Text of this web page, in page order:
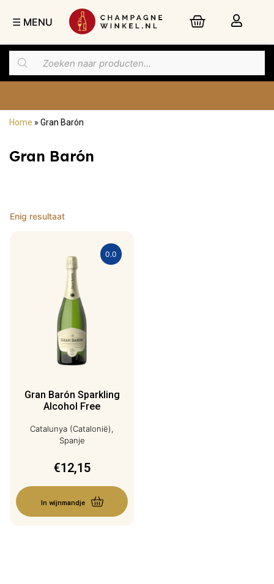
☰ MENU
Home » Gran Barón
Gran Barón
Enig resultaat
Gran Barón Sparkling
Alcohol Free
0.0
Catalunya (Catalonië),
Spanje
€12,15
In wijnmandje